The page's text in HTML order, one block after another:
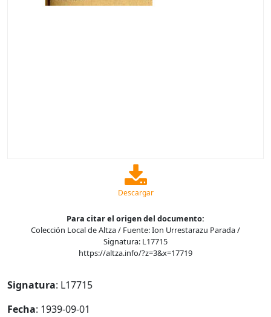
Descargar
Para citar el origen del documento:
Colección Local de Altza / Fuente: Ion Urrestarazu Parada /
Signatura: L17715
https://altza.info/?z=3&x=17719
Signatura: L17715
Fecha: 1939-09-01